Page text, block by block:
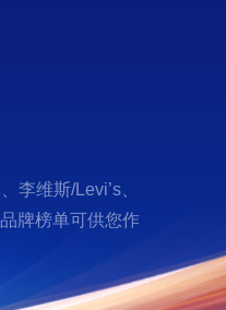
维斯/Levi’s、
牌榜单可供您作